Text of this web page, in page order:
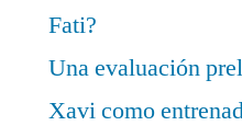
Fati?
Una evaluación
Xavi como